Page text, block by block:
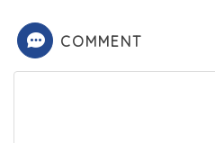
COMMENT